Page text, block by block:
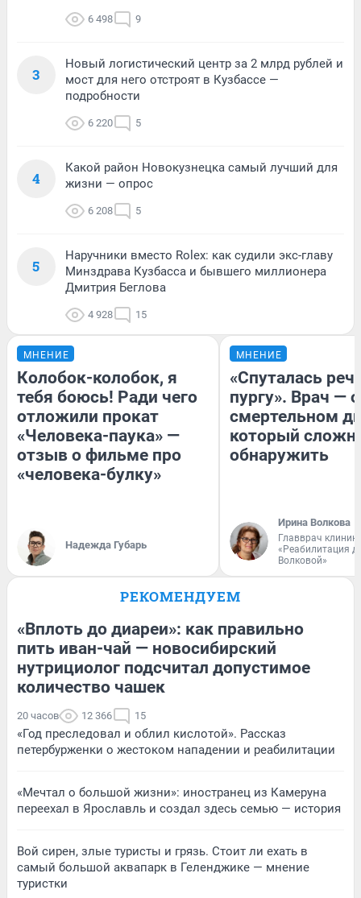
6 498 9
3
Новый логистический центр за 2 млрд рублей и
мост для него отстроят в Кузбассе —
подробности
6 220 5
4
Какой район Новокузнецка самый лучший для
жизни — опрос
6 208 5
5
Наручники вместо Rolex: как судили экс-главу
Минздрава Кузбасса и бывшего миллионера
Дмитрия Беглова
4 928 15
МНЕНИЕ
Колобок-колобок, я
тебя боюсь! Ради чего
отложили прокат
«Человека-паука» —
отзыв о фильме про
«человека-булку»
Надежда Губарь
МНЕНИЕ
«Спуталась
пургу». Врач — о
смертельном
который
обнаружить
Ирина Волкова
Главврач
«Реабилитация
Волковой»
РЕКОМЕНДУЕМ
«Вплоть до диареи»: как правильно
пить иван-чай — новосибирский
нутрициолог подсчитал допустимое
количество чашек
20 часов 12 366 15
«Год преследовал и облил кислотой». Рассказ
петербурженки о жестоком нападении и реабилитации
«Мечтал о большой жизни»: иностранец из Камеруна
переехал в Ярославль и создал здесь семью — история
Вой сирен, злые туристы и грязь. Стоит ли ехать в
самый большой аквапарк в Геленджике — мнение
туристки